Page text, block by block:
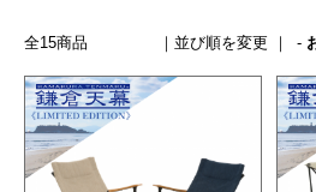
全15商品